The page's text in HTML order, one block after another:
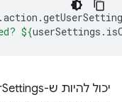
.action .
${userSettings .